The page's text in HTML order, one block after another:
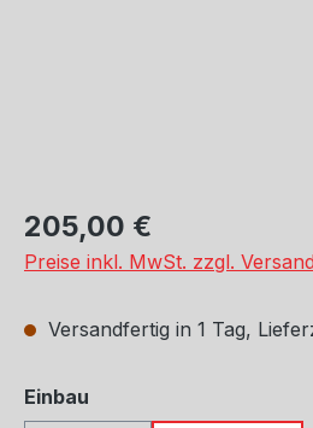
Regulärer Preis:
205,00 €
Preise inkl. MwSt. zzgl.
Versandfertig in 1 Tag,
Einbau